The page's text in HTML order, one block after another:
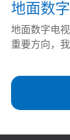
地面数
地面数字电
重要方向，